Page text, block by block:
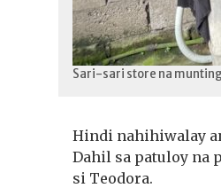
Sari-sari store na
Hindi nahihiwalay
Dahil sa patuloy na
si Teodora.